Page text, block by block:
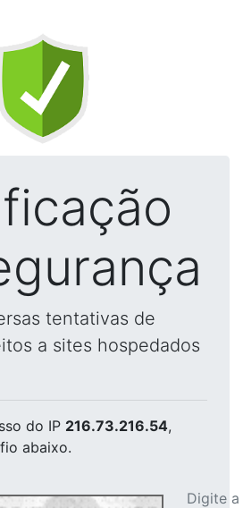
tentativas de
a sites hospedados
do IP 216.73.216.54,
abaixo.
Digite